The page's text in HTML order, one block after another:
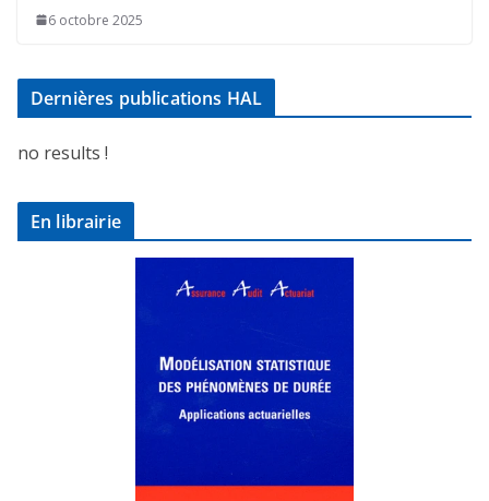
6 octobre 2025
Dernières publications HAL
no results !
En librairie